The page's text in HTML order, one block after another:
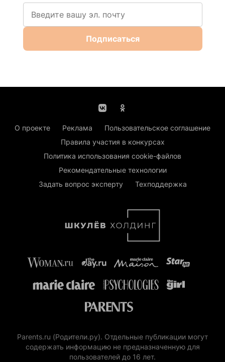
Подписаться
О проекте Реклама
Пользовательское соглашение
Правила участия в конкурсах
Политика использования cookie-файлов
Рекомендательные технологии
Задать вопрос эксперту
Техподдержка
Parents.ru (Родители.ру). Отдельные публикации могут
содержать информацию не предназначенную для
пользователей до 16 лет.